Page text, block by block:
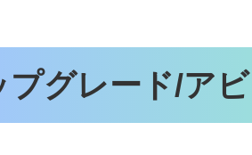
プグレード/ア